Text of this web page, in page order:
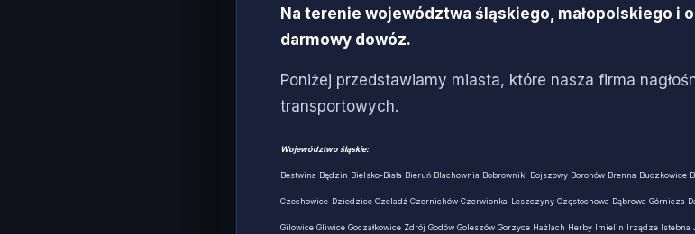
Na terenie województwa śląskiego, małopolskiego i
darmowy dowóz.
Poniżej przedstawiamy miasta, które nasza firma
transportowych.
Województwo śląskie:
Bestwina Będzin Bielsko-Biała Bieruń Blachownia Bobrowniki Bojszowy Boronów Brenna Buczkowice
Czechowice-Dziedzice Czeladź Czernichów Czerwionka-Leszczyny Częstochowa Dąbrowa Górnicza
Gilowice Gliwice Goczałkowice Zdrój Godów Goleszów Gorzyce Hażlach Herby Imielin Irządze